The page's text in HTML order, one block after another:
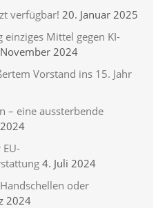
verfügbar! 20. Januar 2025
einziges Mittel gegen KI-
2024
Vorstand ins 15. Jahr
– eine aussterbende
4. Juli 2024
oder
2024